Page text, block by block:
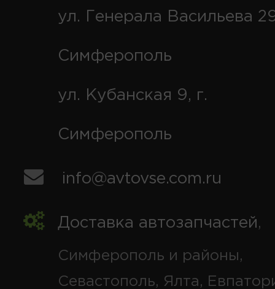
ул. Генерала Васильева
Симферополь
ул. Кубанская 9, г.
Симферополь
info@avtovse.com.ru
Доставка автозапчастей,
Симферополь и районы,
Севастополь, Ялта,